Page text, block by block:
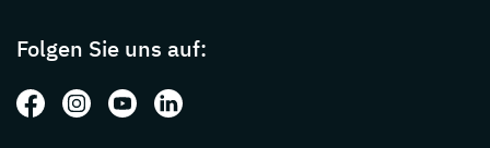
Folgen Sie uns auf:
Folgen Sie uns auf: Facebook
Folgen Sie uns auf: Instagram
Folgen Sie uns auf: Youtube
Folgen Sie uns auf: LinkedIn